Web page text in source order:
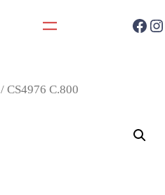
/ CS4976 C.800